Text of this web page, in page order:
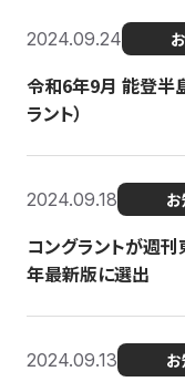
2024.09.24
令和6年9月 能登半
ラント）
2024.09.18
コングラントが週刊
年最新版に選出
2024.09.13